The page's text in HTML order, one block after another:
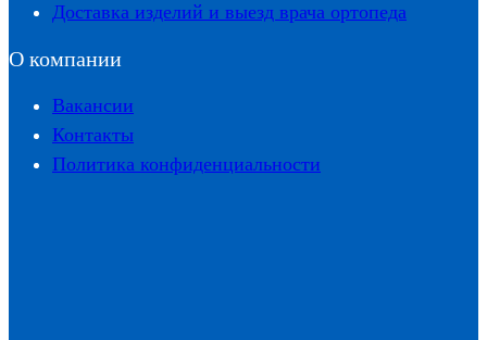
Доставка изделий и выезд врача ортопеда
О компании
Вакансии
Контакты
Политика конфиденциальности